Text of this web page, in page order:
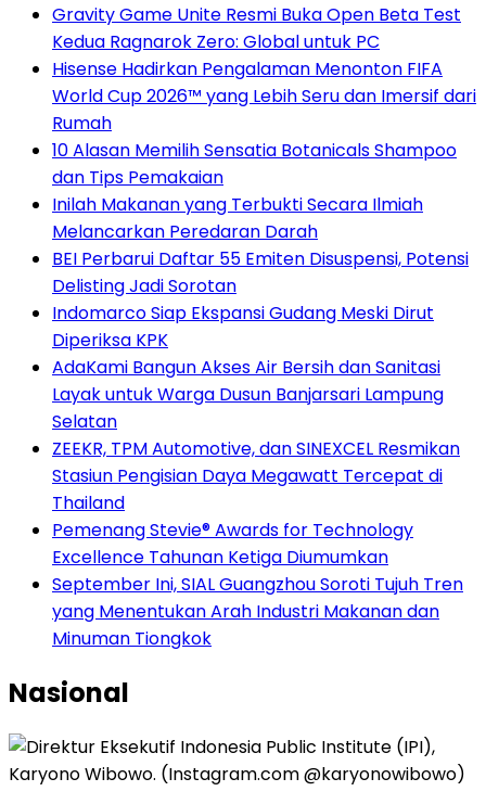
Gravity Game Unite Resmi Buka Open Beta Test
Kedua Ragnarok Zero: Global untuk PC
Hisense Hadirkan Pengalaman Menonton FIFA
World Cup 2026™ yang Lebih Seru dan Imersif dari
Rumah
10 Alasan Memilih Sensatia Botanicals Shampoo
dan Tips Pemakaian
Inilah Makanan yang Terbukti Secara Ilmiah
Melancarkan Peredaran Darah
BEI Perbarui Daftar 55 Emiten Disuspensi, Potensi
Delisting Jadi Sorotan
Indomarco Siap Ekspansi Gudang Meski Dirut
Diperiksa KPK
AdaKami Bangun Akses Air Bersih dan Sanitasi
Layak untuk Warga Dusun Banjarsari Lampung
Selatan
ZEEKR, TPM Automotive, dan SINEXCEL Resmikan
Stasiun Pengisian Daya Megawatt Tercepat di
Thailand
Pemenang Stevie® Awards for Technology
Excellence Tahunan Ketiga Diumumkan
September Ini, SIAL Guangzhou Soroti Tujuh Tren
yang Menentukan Arah Industri Makanan dan
Minuman Tiongkok
Nasional